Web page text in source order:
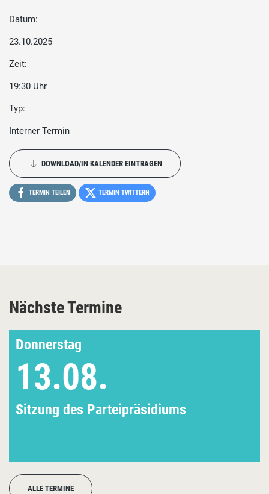
Datum:
23.10.2025
Zeit:
19:30 Uhr
Typ:
Interner Termin
DOWNLOAD/IN KALENDER EINTRAGEN
TERMIN TEILEN TERMIN TWITTERN
Nächste Termine
Donnerstag
13.08.
Sitzung des Parteipräsidiums
ALLE TERMINE